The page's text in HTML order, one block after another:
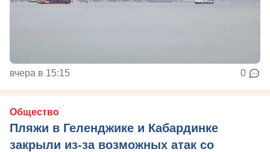
вчера в 15:15 0
Общество
Пляжи в Геленджике и Кабардинке
закрыли из-за возможных атак со